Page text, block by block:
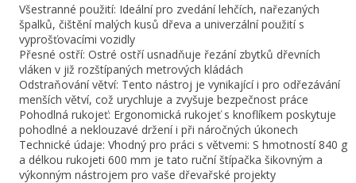
Všestranné použití: Ideální pro zvedání lehčích, nařezaných
špalků, čištění malých kusů dřeva a univerzální použití s
vyprošťovacími vozidly
Přesné ostří: Ostré ostří usnadňuje řezání zbytků dřevních
vláken v již rozštípaných metrových kládách
Odstraňování větví: Tento nástroj je vynikající i pro odřezávání
menších větví, což urychluje a zvyšuje bezpečnost práce
Pohodlná rukojeť: Ergonomická rukojeť s knoflíkem poskytuje
pohodlné a neklouzavé držení i při náročných úkonech
Technické údaje: Vhodný pro práci s větvemi: S hmotností 840 g
a délkou rukojeti 600 mm je tato ruční štípačka šikovným a
výkonným nástrojem pro vaše dřevařské projekty